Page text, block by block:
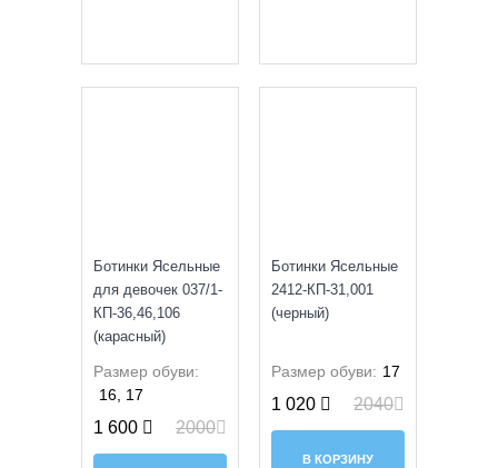
Ботинки Ясельные
для девочек 037/1-
КП-36,46,106
(карасный)
Размер обуви:
16, 17
1 600 2000
Ботинки Ясельные
2412-КП-31,001
(черный)
Размер обуви: 17
1 020 2040
В КОРЗИНУ